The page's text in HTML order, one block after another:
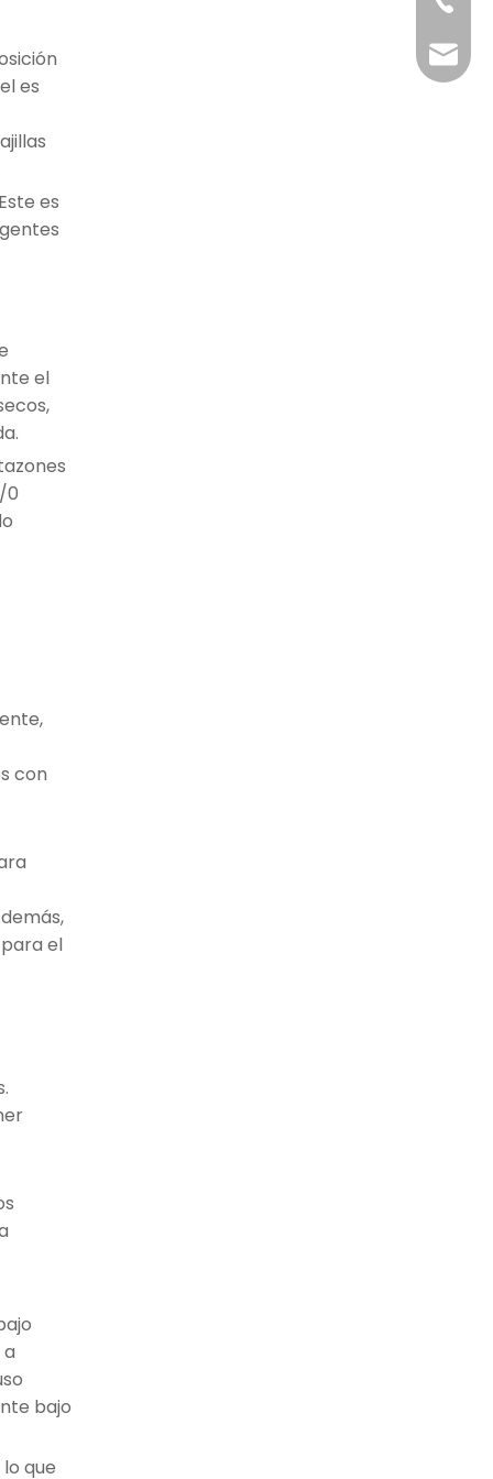
es
es
el
0
con
el
bajo
que